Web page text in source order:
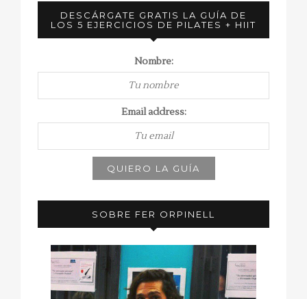
DESCÁRGATE GRATIS LA GUÍA DE
LOS 5 EJERCICIOS DE PILATES + HIIT
Nombre:
Email address:
SOBRE FER ORPINELL